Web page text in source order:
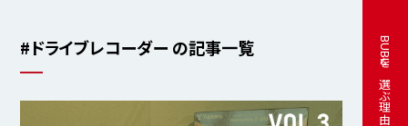
BUBUを選ぶ理由
#ドライブレコーダー の記事一覧